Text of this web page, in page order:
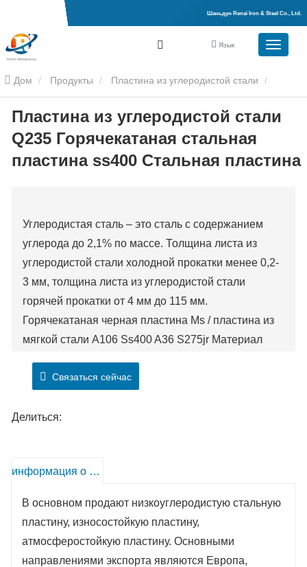
Шаньдун Renai Iron & Steel Co., Ltd.
Язык
Дом Продукты Пластина из углеродистой стали
Пластина из углеродистой стали Q235 Горячекатаная стальная
пластина ss400 Стальная пластина
Пластина из углеродистой стали
Q235 Горячекатаная стальная
пластина ss400 Стальная пластина
Углеродистая сталь – это сталь с содержанием
углерода до 2,1% по массе. Толщина листа из
углеродистой стали холодной прокатки менее 0,2-
3 мм, толщина листа из углеродистой стали
горячей прокатки от 4 мм до 115 мм.
Горячекатаная черная пластина Ms / пластина из
мягкой стали A106 Ss400 A36 S275jr Материал
/ 8 мм / 10 мм / 12 мм для строительства
Толщина : 25/30/40/60 т. д.
Связаться сейчас
Делиться:
информация о продукте
В основном продают низкоуглеродистую стальную
пластину, износостойкую пластину,
атмосферостойкую пластину. Основными
направлениями экспорта являются Европа,